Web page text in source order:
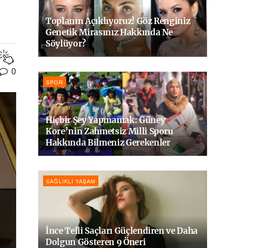
0
Toplanın Açıklıyoruz! Göz Renginiz
Genetik Mirasınız Hakkında Ne
Söylüyor?
SPOR
Hiçbir Şey Yapmamak: Güney
Kore’nin Zahmetsiz Milli Sporu
Hakkında Bilmeniz Gerekenler
SAĞLIKLI YAŞAM
İnce Telli Saçları Güçlendiren ve Daha
Dolgun Gösteren 9 Öneri